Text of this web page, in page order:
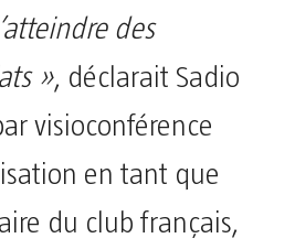
des
», déclarait Sadio
visioconférence
en tant que
du club français,